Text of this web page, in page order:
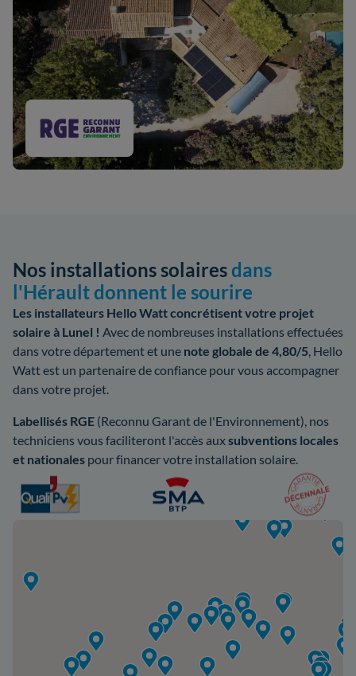
Nos installations solairesdans
l'Hérault donnent le sourire
Les installateurs Hello Watt concrétisent votre projet
solaire à Lunel ! Avec de nombreuses installations effectuées
dans votre département et une note globale de 4,80/5 , Hello
Watt est un partenaire de confiance pour vous accompagner
dans votre projet.
Labellisés RGE (Reconnu Garant de l'Environnement), nos
techniciens vous faciliteront l'accès auxsubventions locales
et nationales pour financer votre installation solaire.